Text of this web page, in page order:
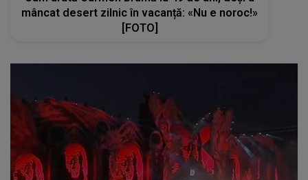
mâncat desert zilnic în vacanță: «Nu e noroc!»
[FOTO]